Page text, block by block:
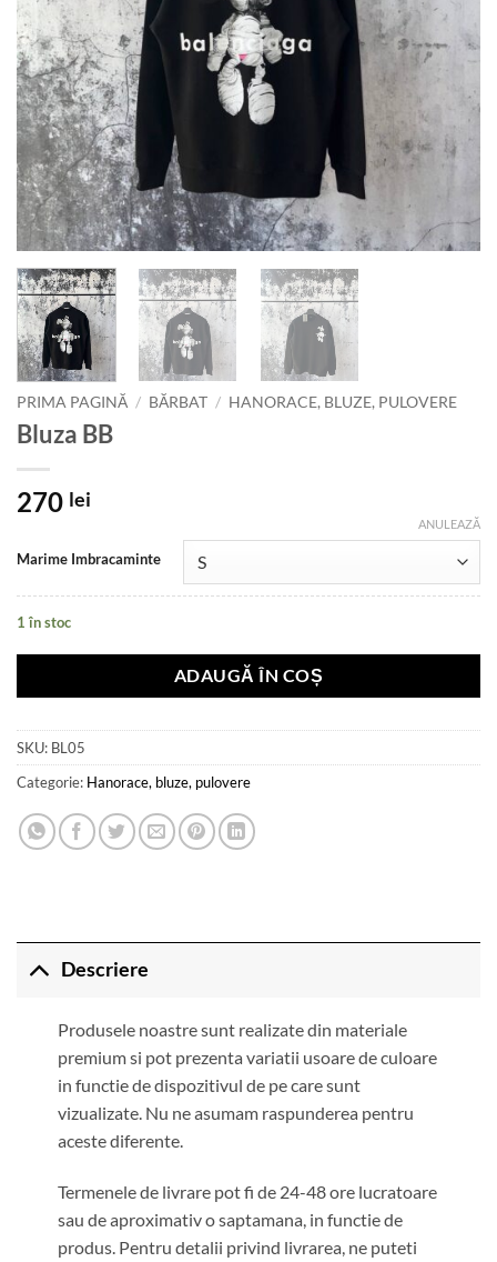
PRIMA PAGINĂ / BĂRBAT / HANORACE, BLUZE, PULOVERE
Bluza BB
270 lei
Marime Imbracaminte
ANULEAZĂ
1 în stoc
ADAUGĂ ÎN COȘ
SKU: BL05
Categorie: Hanorace, bluze, pulovere
Descriere
Produsele noastre sunt realizate din materiale
premium si pot prezenta variatii usoare de culoare
in functie de dispozitivul de pe care sunt
vizualizate. Nu ne asumam raspunderea pentru
aceste diferente.
Termenele de livrare pot fi de 24-48 ore lucratoare
sau de aproximativ o saptamana, in functie de
produs. Pentru detalii privind livrarea, ne puteti